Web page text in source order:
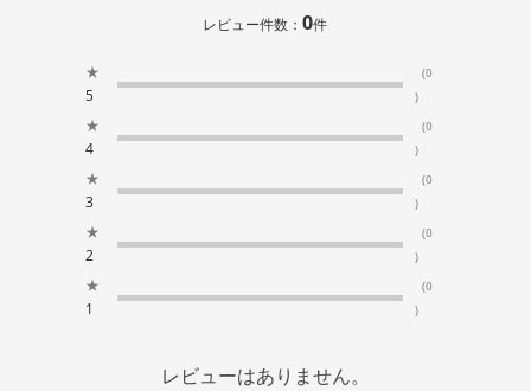
レビュー件数：0件
★
5
(0
)
★
4
(0
)
★
3
(0
)
★
2
(0
)
★
1
(0
)
レビューはありません。